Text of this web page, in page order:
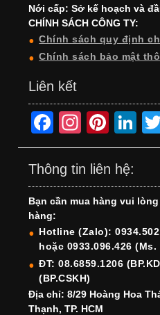
Nới cấp: Sở kế hoạch và
CHÍNH SÁCH CÔNG TY:
Chính sách quy định
Chính sách bảo mật
Liên kết
F
a
c
e
b
o
o
k
In
st
a
gr
a
m
Pi
nt
er
e
st
Li
n
e
dI
n
Thông tin liên hệ:
Bạn cần mua hàng vui
hàng:
Hotline (Zalo):
hoặc 0933.096.426 (Ms.
ĐT: 08.6859.1206
(BP.CSKH)
Địa chỉ: 8/29 Hoàng Hoa
Thạnh, TP. HCM